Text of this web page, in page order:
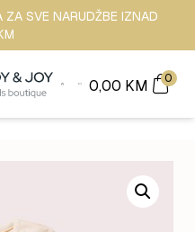
ZA SVE NARUDŽBE IZNAD
0,00 KM 0